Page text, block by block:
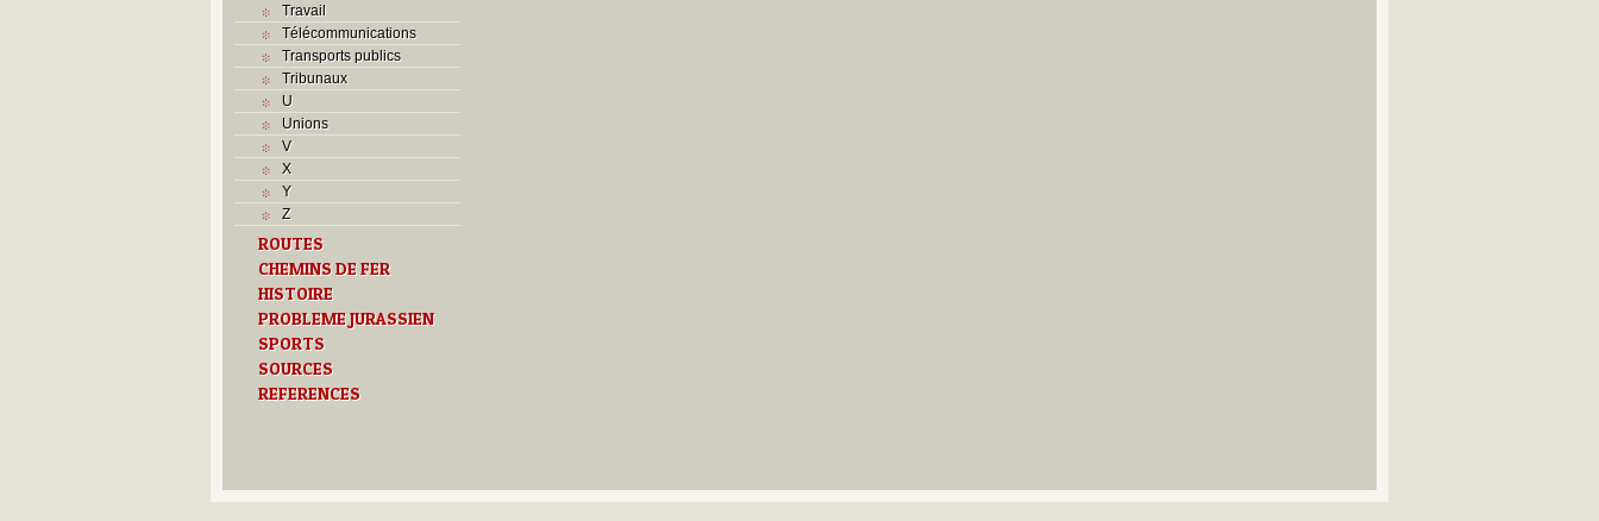
Travail
Télécommunications
Transports publics
Tribunaux
U
Unions
V
X
Y
Z
ROUTES
CHEMINS DE FER
HISTOIRE
PROBLEME JURASSIEN
SPORTS
SOURCES
REFERENCES